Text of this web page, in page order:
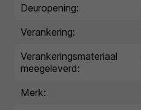
Deuropening:
Verankering:
Verankeringsmateriaal
meegeleverd:
Merk: